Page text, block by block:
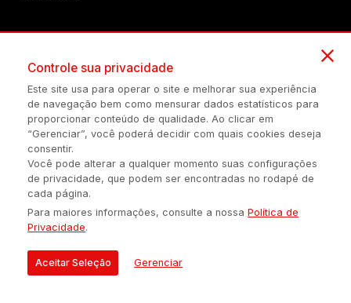
(54) 98434-8385
Política de privacidade Configuração de Cookies Quem Somos
É proibida a reprodução do conteúdo desta página em qualquer
meio de comunicação, eletrônico ou impreso, sem autorização
escrita de Auonline Comunicação Eireli.
© 2026 AUONLINE COMUNICAÇÃO EIRELI - CNPJ: 17.375.200/0001-
21
Controle sua privacidade
Este site usa para operar o site e melhorar sua experiência
de navegação bem como mensurar dados estatísticos para
proporcionar conteúdo de qualidade. Ao clicar em
“Gerenciar”, você poderá decidir com quais cookies deseja
consentir.
Você pode alterar a qualquer momento suas configurações
de privacidade, que podem ser encontradas no rodapé de
cada página.
Para maiores informações, consulte a nossaPolítica de
Privacidade.
Aceitar Seleção Gerenciar